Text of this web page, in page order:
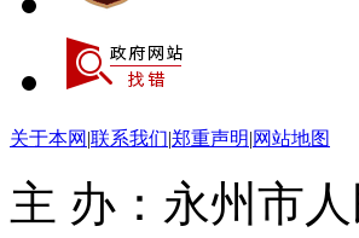
关于本网 |联系我们|郑重声明|网站地图
主 办：永州市